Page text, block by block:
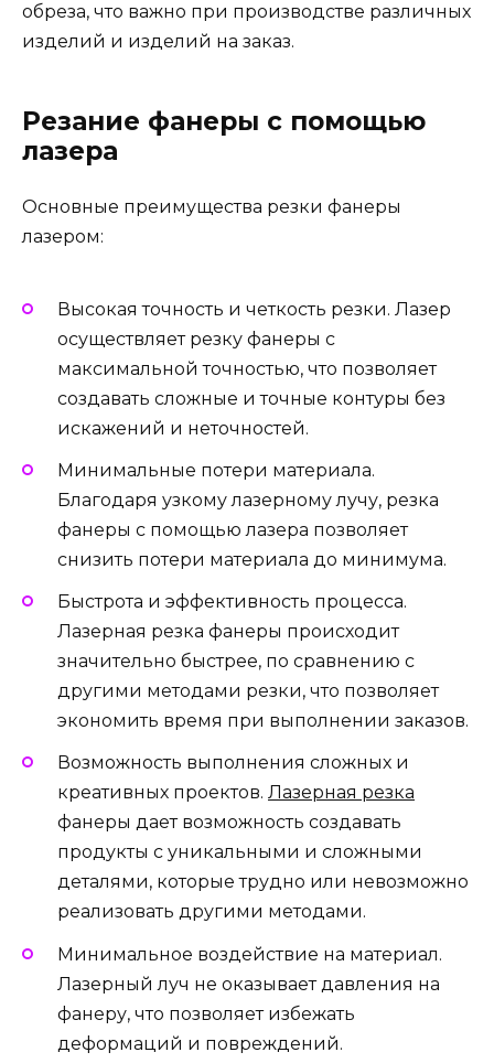
обреза, что важно при производстве различных
изделий и изделий на заказ.
Резание фанеры с помощью
лазера
Основные преимущества резки фанеры
лазером:
Высокая точность и четкость резки. Лазер
осуществляет резку фанеры с
максимальной точностью, что позволяет
создавать сложные и точные контуры без
искажений и неточностей.
Минимальные потери материала.
Благодаря узкому лазерному лучу, резка
фанеры с помощью лазера позволяет
снизить потери материала до минимума.
Быстрота и эффективность процесса.
Лазерная резка фанеры происходит
значительно быстрее, по сравнению с
другими методами резки, что позволяет
экономить время при выполнении заказов.
Возможность выполнения сложных и
креативных проектов. Лазерная резка
фанеры дает возможность создавать
продукты с уникальными и сложными
деталями, которые трудно или невозможно
реализовать другими методами.
Минимальное воздействие на материал.
Лазерный луч не оказывает давления на
фанеру, что позволяет избежать
деформаций и повреждений.